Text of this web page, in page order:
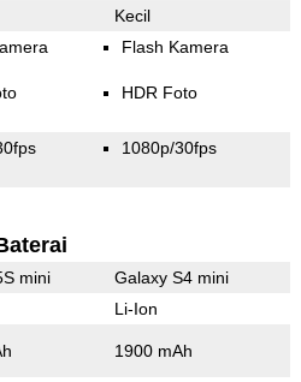
Kecil
Flash Kamera
HDR Foto
1080p/30fps
mini Galaxy S4 mini
Li-Ion
1900 mAh